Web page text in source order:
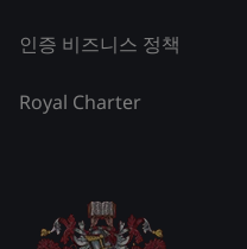
인증 비즈니스 정책
Royal Charter